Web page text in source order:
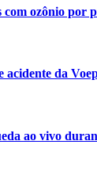
ozônio por
acidente da
ao vivo